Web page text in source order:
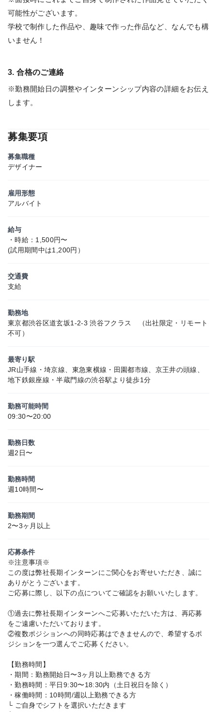
可能性がございます。
学校で制作した作品や、趣味で作った作品など、なんでも構
いません！
3. 合格のご連絡
※勤務開始日の調整やインターンシップ内容の詳細をお伝え
します。
募集要項
募集職種
デザイナー
雇用形態
アルバイト
給与
・時給：1,500円〜
(試用期間中は1,200円）
交通費
支給
勤務地
東京都渋谷区道玄坂1-2-3 渋谷フクラス （出社限定・リモート
不可）
最寄り駅
JR山手線・埼京線、東急東横線・田園都市線、京王井の頭線、
地下鉄銀座線・半蔵門線の渋谷駅より徒歩1分
勤務可能時間
09:30〜20:00
勤務日数
週2日〜
勤務時間
週10時間〜
勤務期間
2〜3ヶ月以上
応募条件
※注意事項※
この度は弊社長期インターンにご関心をお寄せいただき、誠に
ありがとうございます。
ご応募に際し、以下の点についてご確認をお願いいたします。
①過去に弊社長期インターンへご応募いただいた方は、再応募
をご遠慮いただいております。
②複数ポジションへの同時応募はできませんので、希望するポ
ジションを一つ選んでご応募ください。
【勤務時間】
・期間：勤務開始日〜3ヶ月以上勤務できる方
・勤務時間：平日9:30〜18:30内（土日祝日を除く）
・稼働時間：10時間/週以上勤務できる方
└ ご自身でシフトを選択いただきます